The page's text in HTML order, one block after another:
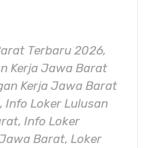
Terbaru 2026,
Kerja Jawa Barat
Kerja Jawa Barat
Info Loker Lulusan
Info Loker
Barat, Loker